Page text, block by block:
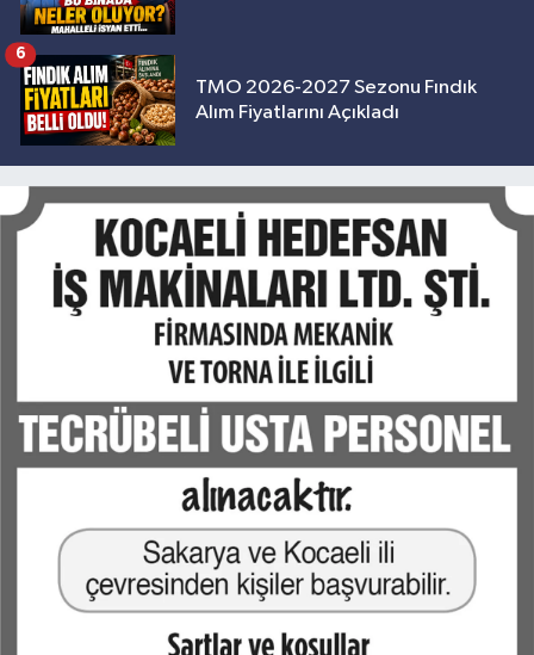
TMO 2026-2027 Sezonu Fındık
Alım Fiyatlarını Açıkladı
6